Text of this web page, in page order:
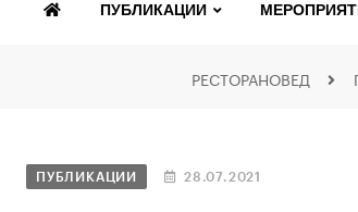
ПУБЛИКАЦИИ
РЕСТОРАНОВЕД
ПУБЛИКАЦИИ 28.07.2021